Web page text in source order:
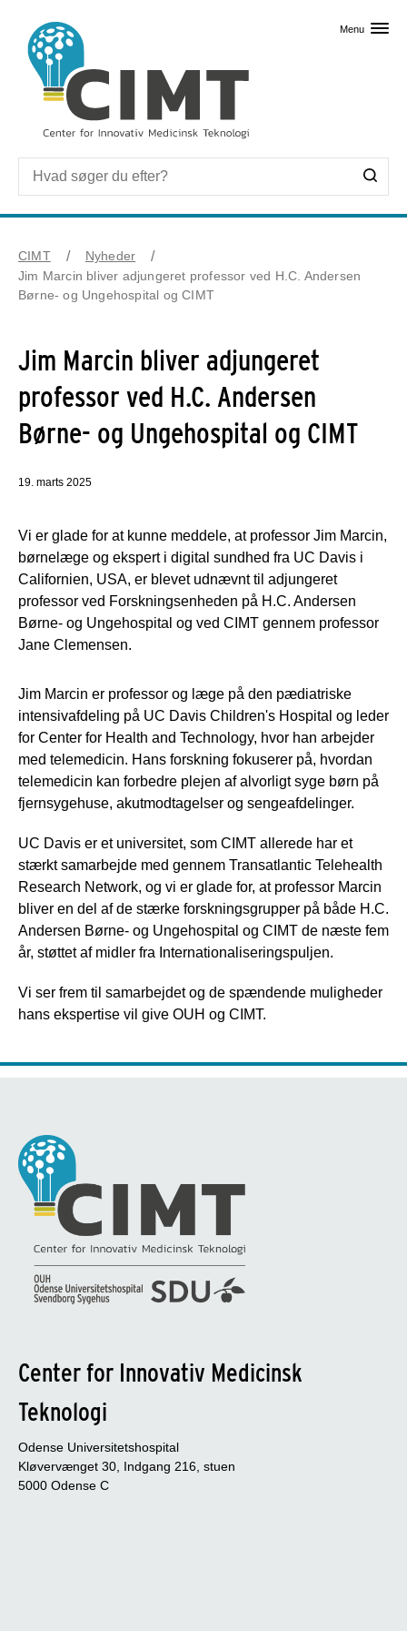
Menu
CIMT
Nyheder
Jim Marcin bliver adjungeret professor ved H.C. Andersen
Børne- og Ungehospital og CIMT
Jim Marcin bliver adjungeret
professor ved H.C. Andersen
Børne- og Ungehospital og CIMT
19. marts 2025
Vi er glade for at kunne meddele, at professor Jim Marcin,
børnelæge og ekspert i digital sundhed fra UC Davis i
Californien, USA, er blevet udnævnt til adjungeret
professor ved Forskningsenheden på H.C. Andersen
Børne- og Ungehospital og ved CIMT gennem professor
Jane Clemensen.
Jim Marcin er professor og læge på den pædiatriske
intensivafdeling på UC Davis Children's Hospital og leder
for Center for Health and Technology, hvor han arbejder
med telemedicin. Hans forskning fokuserer på, hvordan
telemedicin kan forbedre plejen af ​​alvorligt syge børn på
fjernsygehuse, akutmodtagelser og sengeafdelinger.
UC Davis er et universitet, som CIMT allerede har et
stærkt samarbejde med gennem Transatlantic Telehealth
Research Network, og vi er glade for, at professor Marcin
bliver en del af de stærke forskningsgrupper på både H.C.
Andersen Børne- og Ungehospital og CIMT de næste fem
år, støttet af midler fra Internationaliseringspuljen.
Vi ser frem til samarbejdet og de spændende muligheder
hans ekspertise vil give OUH og CIMT.
Center for Innovativ Medicinsk
Teknologi
Odense Universitetshospital
Kløvervænget 30, Indgang 216, stuen
5000 Odense C